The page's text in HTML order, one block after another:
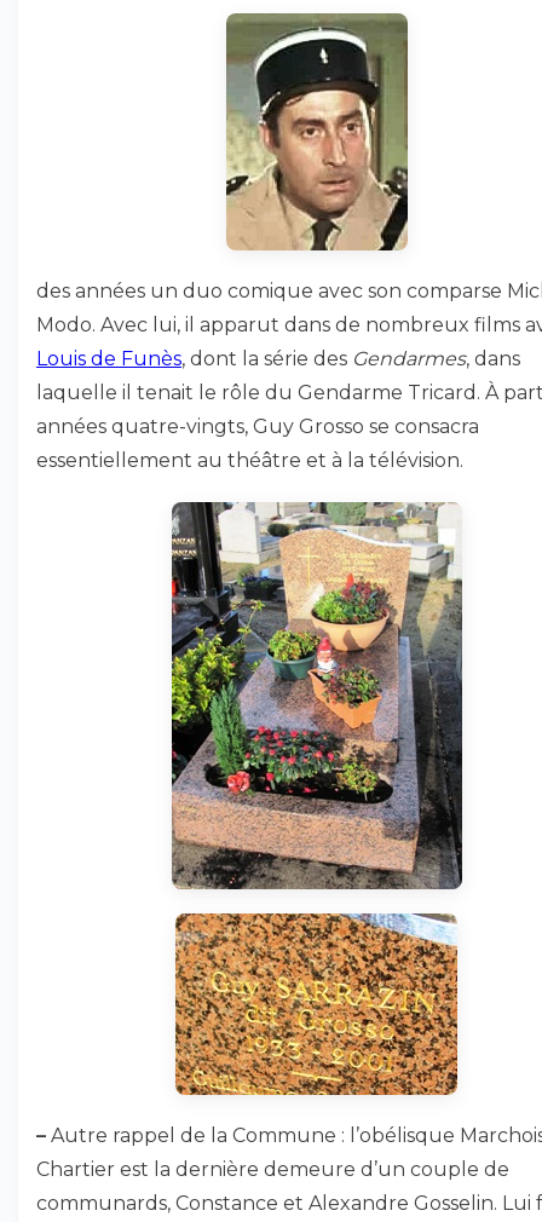
des années un duo comique avec son comparse
Modo. Avec lui, il apparut dans de nombreux films
Louis de Funès, dont la série des Gendarmes, dans
laquelle il tenait le rôle du Gendarme Tricard. À
années quatre-vingts, Guy Grosso se consacra
essentiellement au théâtre et à la télévision.
– Autre rappel de la Commune : l’obélisque
Chartier est la dernière demeure d’un couple de
communards, Constance et Alexandre Gosselin. Lui